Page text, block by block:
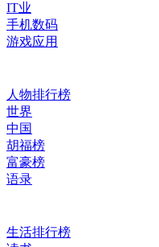
IT业
手机数码
游戏应用
人物排行榜
世界
中国
胡福榜
富豪榜
语录
生活排行榜